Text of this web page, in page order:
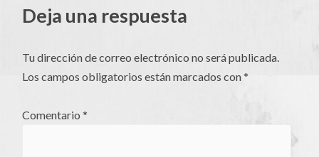
artículos
Deja una respuesta
Tu dirección de correo electrónico no será publicada.
Los campos obligatorios están marcados con*
Comentario*